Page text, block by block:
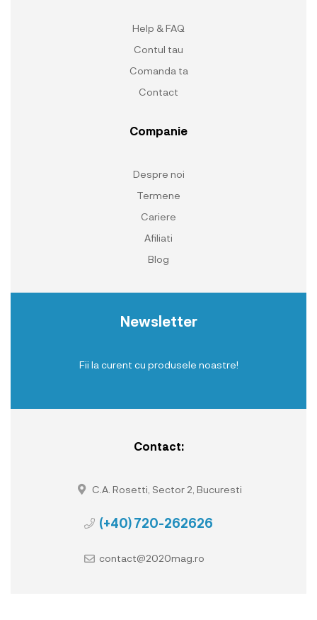
Help & FAQ
Contul tau
Comanda ta
Contact
Companie
Despre noi
Termene
Cariere
Afiliati
Blog
Newsletter
Fii la curent cu produsele noastre!
Contact:
C.A. Rosetti, Sector 2, Bucuresti
(+40) 720-262626
contact@2020mag.ro